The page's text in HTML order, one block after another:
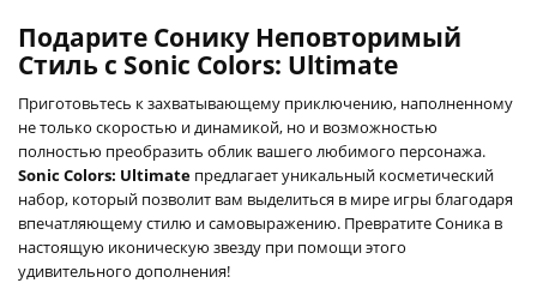
Подарите Сонику Неповторимый
Стиль с Sonic Colors: Ultimate
Приготовьтесь к захватывающему приключению, наполненному
не только скоростью и динамикой, но и возможностью
полностью преобразить облик вашего любимого персонажа.
Sonic Colors: Ultimate предлагает уникальный косметический
набор, который позволит вам выделиться в мире игры благодаря
впечатляющему стилю и самовыражению. Превратите Соника в
настоящую иконическую звезду при помощи этого
удивительного дополнения!